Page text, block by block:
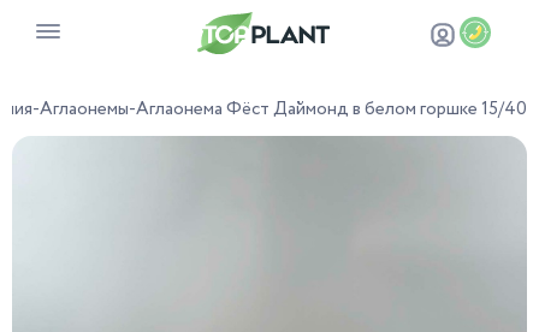
-Аглаонемы-Аглаонема Фёст Даймонд в белом горшке 15/40